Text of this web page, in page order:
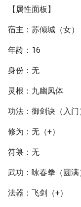
【属性面板】
宿主：苏倾城（女）
年龄：16
身份：无
灵根：九幽凤体
功法：御剑诀（入门
修为：无（+）
符箓：无
武功：咏春拳（圆满
法器：飞剑（+）